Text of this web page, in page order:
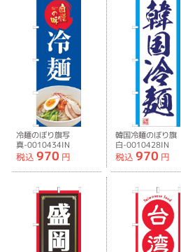
冷麺のぼり旗写
真-0010434IN
税込 970 円
韓国冷麺のぼり旗
白-0010428IN
税込 970 円